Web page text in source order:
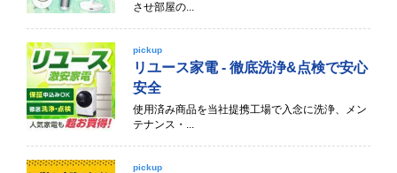
させ部屋の...
pickup
リユース家電 - 徹底洗浄&点検で安心
安全
使用済み商品を当社提携工場で入念に洗浄、メン
テナンス・...
pickup